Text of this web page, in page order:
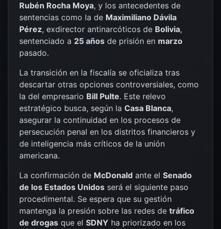
Rubén Rocha Moya, y los antecedentes de
sentencias como la de Maximiliano Dávila
Pérez, exdirector antinarcóticos de Bolivia,
sentenciado a 25 años de prisión en marzo
pasado.
La transición en la fiscalía se oficializa tras
descartar otras opciones controversiales, como
la del empresario Bill Pulte. Este relevo
estratégico busca, según la Casa Blanca,
asegurar la continuidad en los procesos de
persecución penal en los distritos financieros y
de inteligencia más críticos de la unión
americana.
La confirmación de McDonald ante el Senado
de los Estados Unidos será el siguiente paso
procedimental. Se espera que su gestión
mantenga la presión sobre las redes de tráfico
de drogas que el SDNY ha priorizado en los